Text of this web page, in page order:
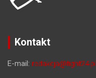
Kontakt
E-mail: redakcja@fight24.pl